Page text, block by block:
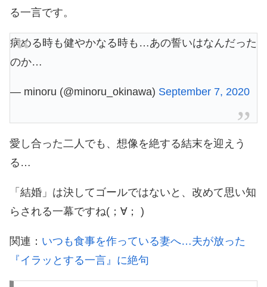
る一言です。
病める時も健やかなる時も…あの誓いはなんだった
のか…
— minoru (@minoru_okinawa) September 7, 2020
愛し合った二人でも、想像を絶する結末を迎えう
る…
「結婚」は決してゴールではないと、改めて思い知
らされる一幕ですね(；∀； )
関連： いつも食事を作っている妻へ…夫が放った
『イラッとする一言』に絶句